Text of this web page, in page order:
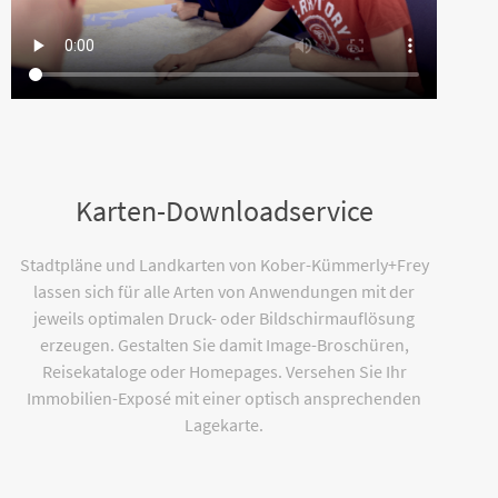
Karten-Downloadservice
Stadtpläne und Landkarten von Kober-Kümmerly+Frey
lassen sich für alle Arten von Anwendungen mit der
jeweils optimalen Druck- oder Bildschirmauflösung
erzeugen. Gestalten Sie damit Image-Broschüren,
Reisekataloge oder Homepages. Versehen Sie Ihr
Immobilien-Exposé mit einer optisch ansprechenden
Lagekarte.